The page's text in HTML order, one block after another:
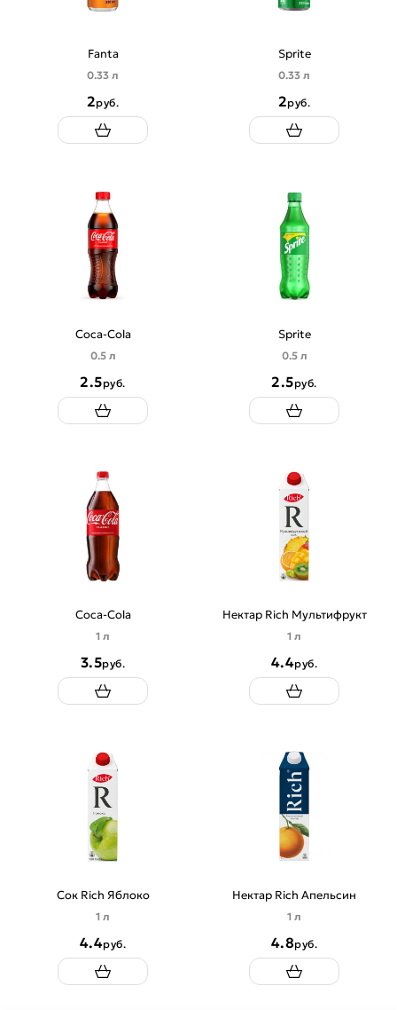
Fanta
0.33 л
2руб.
Sprite
0.33 л
2руб.
Coca-Cola
0.5 л
2.5руб.
Sprite
0.5 л
2.5руб.
Coca-Cola
1 л
3.5руб.
Нектар Rich Мультифрукт
1 л
4.4руб.
Сок Rich Яблоко
1 л
4.4руб.
Нектар Rich Апельсин
1 л
4.8руб.